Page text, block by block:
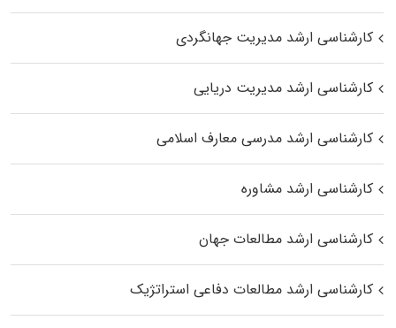
کارشناسی ارشد مدیریت جهانگردی
کارشناسی ارشد مدیریت دریایی
کارشناسی ارشد مدرسی معارف اسلامی
کارشناسی ارشد مشاوره
کارشناسی ارشد مطالعات جهان
کارشناسی ارشد مطالعات دفاعی استراتژیک